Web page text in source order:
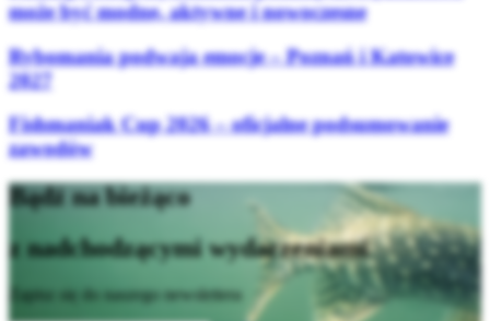
może być modne, aktywne i nowoczesne
Rybomania podwaja emocje – Poznań i Katowice
2027
Fishmaniak Cup 2026 – oficjalne podsumowanie
zawodów
Bądź na bieżąco
z nadchodzącymi wydarzeniami
Zapisz się do naszego newslettera